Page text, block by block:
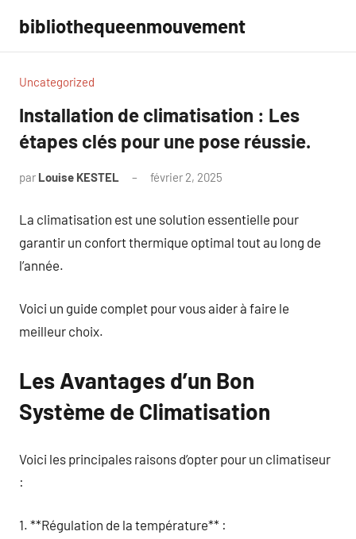
contenu
bibliothequeenmouvement
Uncategorized
Installation de climatisation : Les
étapes clés pour une pose réussie.
par Louise KESTEL février 2, 2025
La climatisation est une solution essentielle pour
garantir un confort thermique optimal tout au long de
l’année.
Voici un guide complet pour vous aider à faire le
meilleur choix.
Les Avantages d’un Bon
Système de Climatisation
Voici les principales raisons d’opter pour un climatiseur
:
1. **Régulation de la température** :